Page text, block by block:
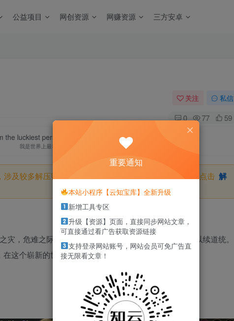
公益项目 网创资源 网赚资源 三方安卓
关注 私信
0 77 59
the luckiest person in the world.
我是世界上最幸运的人
及较多解压密码，如果你下载的资源需要解压密码，请点击 解
，危难之际集全宗之力打开时空通道，传送年轻弟子以续道统。
这个崭新的世界当中，凝神魂、结金丹，化神登仙。
重要通知
本站小程序【云知宝库】全新升级
新增工具专区
升级【资源】页面，直接同步网站文章，
可直接通过看广告获取资源链接
支持登录网站账号，网站会员可免广告直
接无限看文章！